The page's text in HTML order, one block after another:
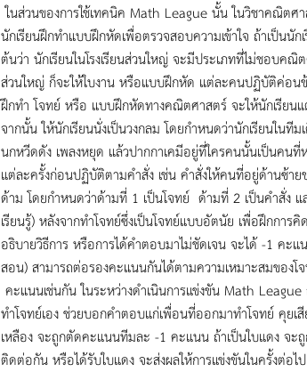
ในส่วนของการใช้เทคนิค Math League นั้น ในวิชาคณิตศ
นักเรียนฝึกทำแบบฝึกหัดเพื่อตรวจสอบความเข้าใจ ถ้าเป็นนั
ต้นว่า นักเรียนในโรงเรียนส่วนใหญ่ จะมีประเภทที่ไม่ชอบค
ส่วนใหญ่ ก็จะให้ใบงาน หรือแบบฝึกหัด แต่ละคนปฏิบัติค่อ
ฝึกทำ โจทย์ หรือ แบบฝึกหัดทางคณิตศาสตร์ จะให้นักเรียน
จากนั้น ให้นักเรียนนั่งเป็นวงกลม โดยกำหนดว่านักเรียนใน
นกหวีดดัง เพลงหยุด แล้วปากกาเคมีอยู่ที่ใครคนนั้นเป็นคนที่
แต่ละครั้งก่อนปฏิบัติตามคำสั่ง เช่น คำสั่งให้คนที่อยู่ด้านซ้า
ด้าม โดยกำหนดว่าด้ามที่ 1 เป็นโจทย์ ด้ามที่ 2 เป็นคำสั่ง แ
เรียนรู้) หลังจากทำโจทย์ซึ่งเป็นโจทย์แบบอัตนัย เพื่อฝึกกา
อธิบายวิธีการ หรือการได้คำตอบมาไม่ชัดเจน จะได้ -1 คะ
สอน) สามารถต่อรองคะแนนกันได้ตามความเหมาะสมของ
คะแนนเช่นกัน ในระหว่างดำเนินการแข่งขัน Math League
ทำโจทย์เอง ช่วยบอกคำตอบแก่เพื่อนที่ออกมาทำโจทย์ คุยเ
เหลือง จะถูกตัดคะแนนทีมละ -1 คะแนน ถ้าเป็นใบแดง จ
ติดต่อกัน หรือได้รับใบแดง จะส่งผลให้การแข่งขันในครั้งต่อ